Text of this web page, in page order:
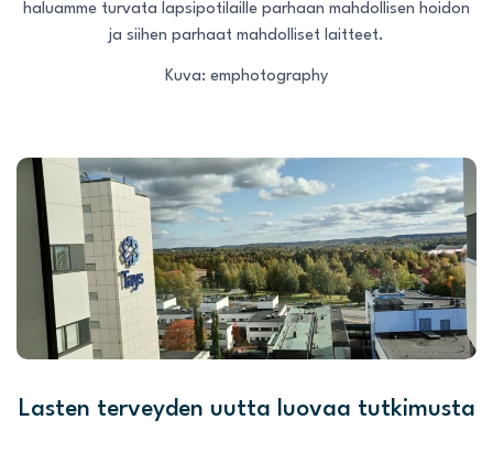
haluamme turvata lapsipotilaille parhaan mahdollisen hoidon
ja siihen parhaat mahdolliset laitteet.
Kuva: emphotography
Lasten terveyden uutta luovaa tutkimusta